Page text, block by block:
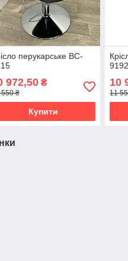
перукарське BC-
972,50₴
₴
Купити
10
11